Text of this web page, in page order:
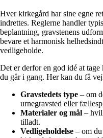
Hver kirkegård har sine egne
indrettes. Reglerne handler
beplantning, gravstenens
bevare et harmonisk
vedligeholde.
Det er derfor en god idé at
du går i gang. Her kan du få
Gravstedets type – om
urnegravsted eller
Materialer og mål –
tilladt.
Vedligeholdelse – om